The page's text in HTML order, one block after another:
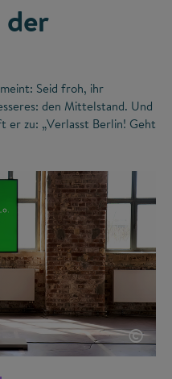
Seid froh, ihr
den Mittelstand. Und
zu: „Verlasst Berlin! Geht
©